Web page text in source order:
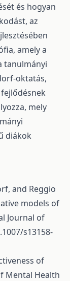
és hogyan
az
amely a
tanulmányi
oktatás,
mely
diákok
and Reggio
models of
Journal of
s13158-
of
Mental Health